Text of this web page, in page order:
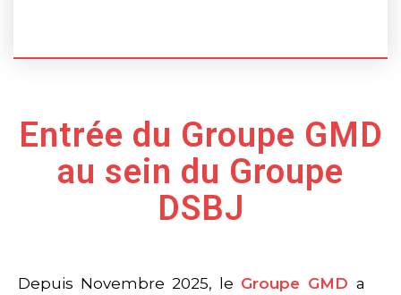
Entrée du Groupe GMD
au sein du Groupe
DSBJ
Depuis Novembre 2025, le Groupe GMD a